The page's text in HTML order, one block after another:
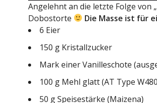
Angelehnt an die letzte Folge von
Dobostorte
Die Masse ist für
6 Eier
150 g Kristallzucker
Mark einerVanilleschote
100 g Mehl glatt (AT Type
50 g Speisestärke (Maizena)